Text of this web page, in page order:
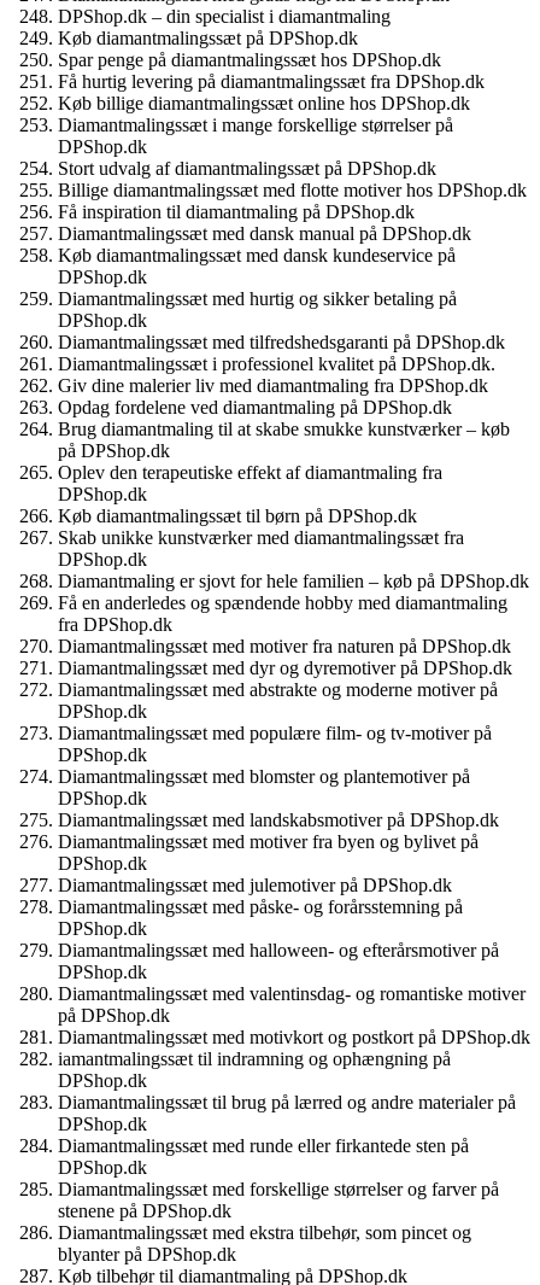
DPShop.dk – din specialist i diamantmaling
Køb diamantmalingssæt på DPShop.dk
Spar penge på diamantmalingssæt hos DPShop.dk
Få hurtig levering på diamantmalingssæt fra DPShop.dk
Køb billige diamantmalingssæt online hos DPShop.dk
Diamantmalingssæt i mange forskellige størrelser på
DPShop.dk
Stort udvalg af diamantmalingssæt på DPShop.dk
Billige diamantmalingssæt med flotte motiver hos DPShop.dk
Få inspiration til diamantmaling på DPShop.dk
Diamantmalingssæt med dansk manual på DPShop.dk
Køb diamantmalingssæt med dansk kundeservice på
DPShop.dk
Diamantmalingssæt med hurtig og sikker betaling på
DPShop.dk
Diamantmalingssæt med tilfredshedsgaranti på DPShop.dk
Diamantmalingssæt i professionel kvalitet på DPShop.dk.
Giv dine malerier liv med diamantmaling fra DPShop.dk
Opdag fordelene ved diamantmaling på DPShop.dk
Brug diamantmaling til at skabe smukke kunstværker – køb
på DPShop.dk
Oplev den terapeutiske effekt af diamantmaling fra
DPShop.dk
Køb diamantmalingssæt til børn på DPShop.dk
Skab unikke kunstværker med diamantmalingssæt fra
DPShop.dk
Diamantmaling er sjovt for hele familien – køb på DPShop.dk
Få en anderledes og spændende hobby med diamantmaling
fra DPShop.dk
Diamantmalingssæt med motiver fra naturen på DPShop.dk
Diamantmalingssæt med dyr og dyremotiver på DPShop.dk
Diamantmalingssæt med abstrakte og moderne motiver på
DPShop.dk
Diamantmalingssæt med populære film- og tv-motiver på
DPShop.dk
Diamantmalingssæt med blomster og plantemotiver på
DPShop.dk
Diamantmalingssæt med landskabsmotiver på DPShop.dk
Diamantmalingssæt med motiver fra byen og bylivet på
DPShop.dk
Diamantmalingssæt med julemotiver på DPShop.dk
Diamantmalingssæt med påske- og forårsstemning på
DPShop.dk
Diamantmalingssæt med halloween- og efterårsmotiver på
DPShop.dk
Diamantmalingssæt med valentinsdag- og romantiske motiver
på DPShop.dk
Diamantmalingssæt med motivkort og postkort på DPShop.dk
iamantmalingssæt til indramning og ophængning på
DPShop.dk
Diamantmalingssæt til brug på lærred og andre materialer på
DPShop.dk
Diamantmalingssæt med runde eller firkantede sten på
DPShop.dk
Diamantmalingssæt med forskellige størrelser og farver på
stenene på DPShop.dk
Diamantmalingssæt med ekstra tilbehør, som pincet og
blyanter på DPShop.dk
Køb tilbehør til diamantmaling på DPShop.dk